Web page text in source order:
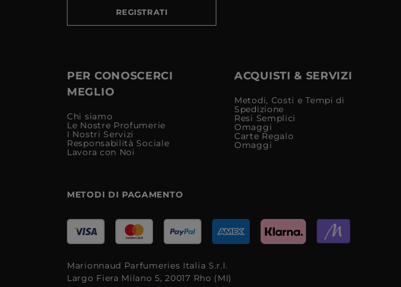
REGISTRATI
PER CONOSCERCI
MEGLIO
Chi siamo
Le Nostre Profumerie
I Nostri Servizi
Responsabilità Sociale
Lavora con Noi
ACQUISTI & SERVIZI
Metodi, Costi e Tempi di
Spedizione
Resi Semplici
Omaggi
Carte Regalo
Omaggi
METODI DI PAGAMENTO
Marionnaud Parfumeries Italia S.r.l.
Largo Fiera Milano 5, 20017 Rho (MI)